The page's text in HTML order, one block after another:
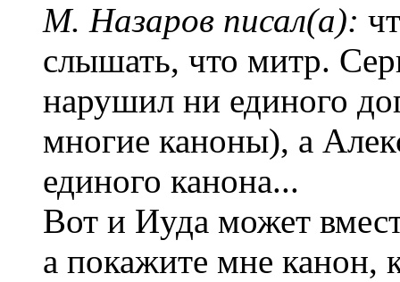
М. Назаров писал(а):
слышать, что митр.
нарушил ни единого
многие каноны), а
единого канона...
Вот и Иуда может
а покажите мне канон,